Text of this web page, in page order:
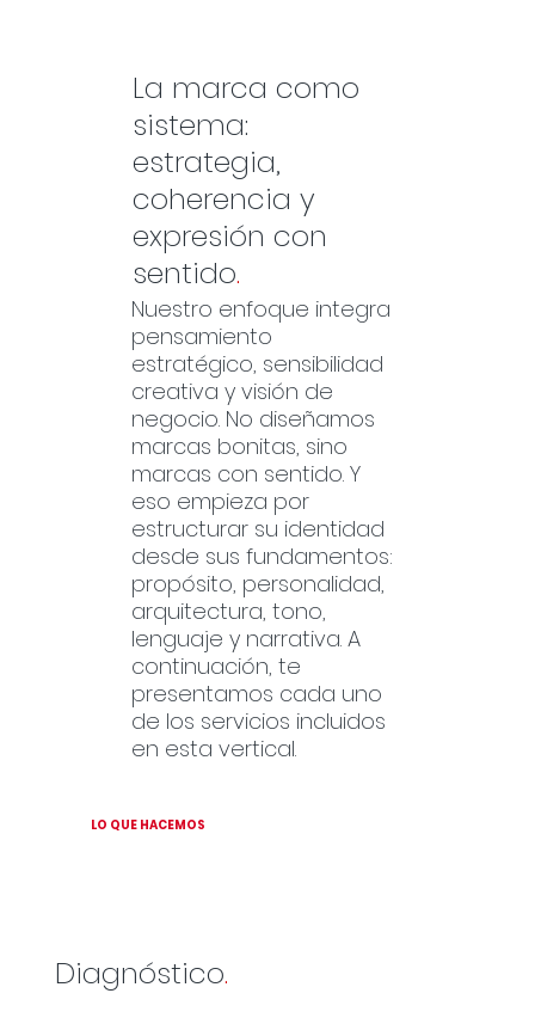
La marca como
sistema:
estrategia,
coherencia y
expresión con
sentido.
Nuestro enfoque integra
pensamiento
estratégico, sensibilidad
creativa y visión de
negocio. No diseñamos
marcas bonitas, sino
marcas con sentido. Y
eso empieza por
estructurar su identidad
desde sus fundamentos:
propósito, personalidad,
arquitectura, tono,
lenguaje y narrativa. A
continuación, te
presentamos cada uno
de los servicios incluidos
en esta vertical.
LO QUE HACEMOS
Diagnóstico.